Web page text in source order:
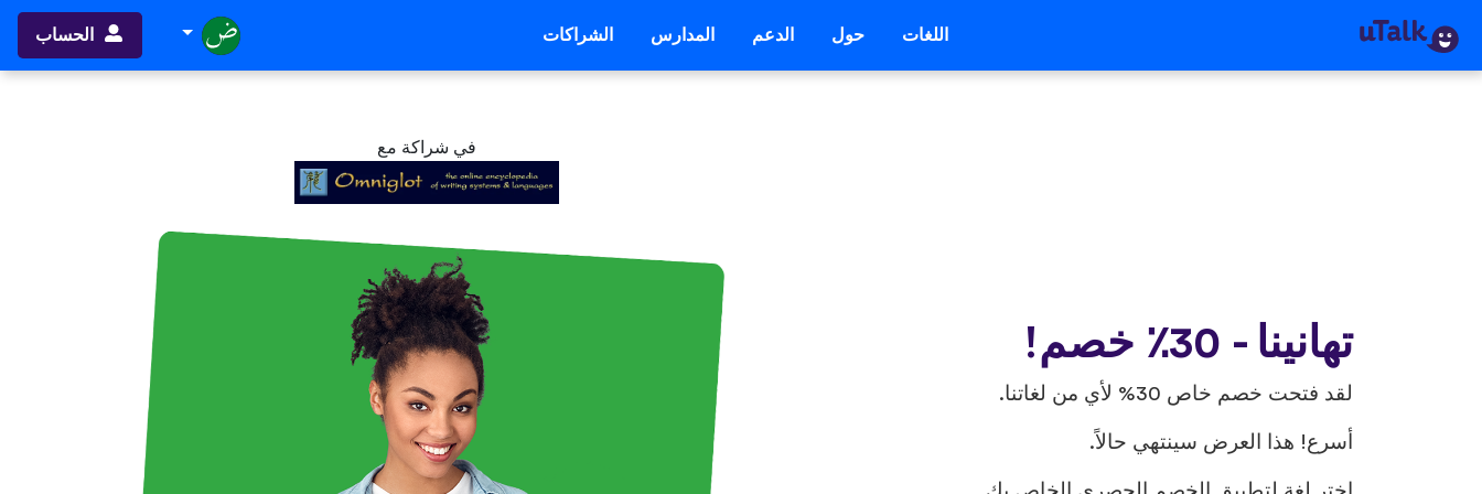
اللغات حول الدعم المدارس الشراكات الحساب
تهانينا - 30٪ خصم!
لقد فتحت خصم خاص 30% لأي من لغاتنا.
أسرع! هذا العرض سينتهي حالاً.
في شراكة مع